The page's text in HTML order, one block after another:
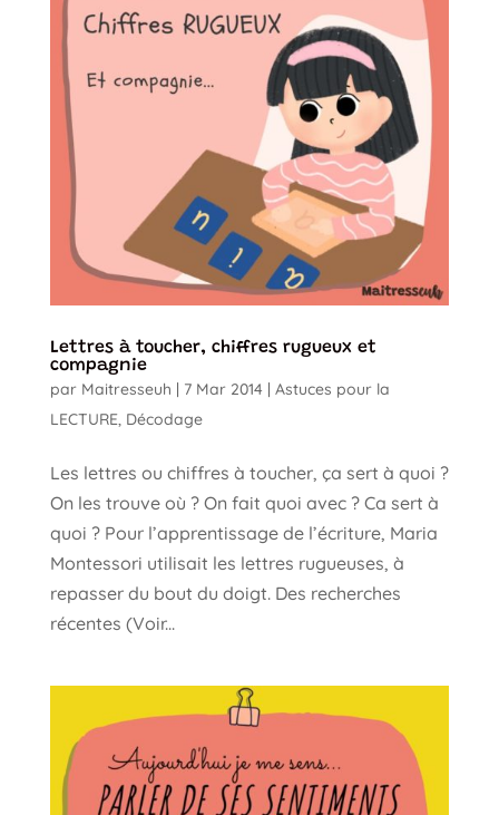
Lettres à toucher, chiffres rugueux et
compagnie
par Maitresseuh | 7 Mar 2014| Astuces pour la
LECTURE, Décodage
Les lettres ou chiffres à toucher, ça sert à quoi ?
On les trouve où ? On fait quoi avec ? Ca sert à
quoi ? Pour l’apprentissage de l’écriture, Maria
Montessori utilisait les lettres rugueuses, à
repasser du bout du doigt. Des recherches
récentes (Voir...